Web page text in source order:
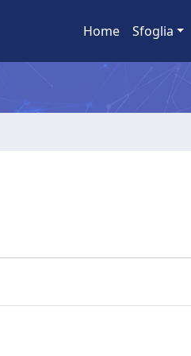
Home Sfoglia